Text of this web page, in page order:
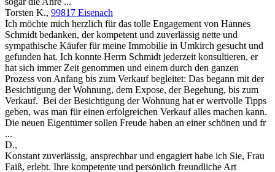
Torsten K., 99817 Eisenach
Ich möchte mich herzlich für das tolle Engagement von Hannes
Schmidt bedanken, der kompetent und zuverlässig nette und
sympathische Käufer für meine Immobilie in Umkirch gesucht und
gefunden hat. Ich konnte Herrn Schmidt jederzeit konsultieren, er
hat sich immer Zeit genommen und einem durch den ganzen
Prozess von Anfang bis zum Verkauf begleitet: Das begann mit der
Besichtigung der Wohnung, dem Expose, der Begehung, bis zum
Verkauf. Bei der Besichtigung der Wohnung hat er wertvolle Tipps
geben, was man für einen erfolgreichen Verkauf alles machen kann.
Die neuen Eigentümer sollen Freude haben an einer schönen und fr
...
D.,
Konstant zuverlässig, ansprechbar und engagiert habe ich Sie, Frau
Faiß, erlebt. Ihre kompetente und persönlich freundliche Art